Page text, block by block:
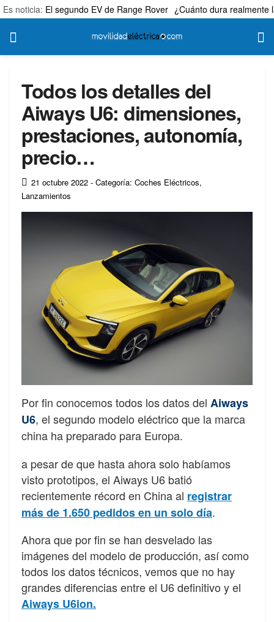
Es noticia: El segundo EV de Range Rover ¿Cuánto dura realmente
Todos los detalles del
Aiways U6: dimensiones,
prestaciones, autonomía,
precio…
21 octubre 2022 - Categoría: Coches Eléctricos,
Lanzamientos
Por fin conocemos todos los datos del Aiways
U6, el segundo modelo eléctrico que la marca
china ha preparado para Europa.
a pesar de que hasta ahora solo habíamos
visto prototipos, el Aiways U6 batió
recientemente récord en China al registrar
más de 1.650 pedidos en un solo día.
Ahora que por fin se han desvelado las
imágenes del modelo de producción, así como
todos los datos técnicos, vemos que no hay
grandes diferencias entre el U6 definitivo y el
Aiways U6ion.